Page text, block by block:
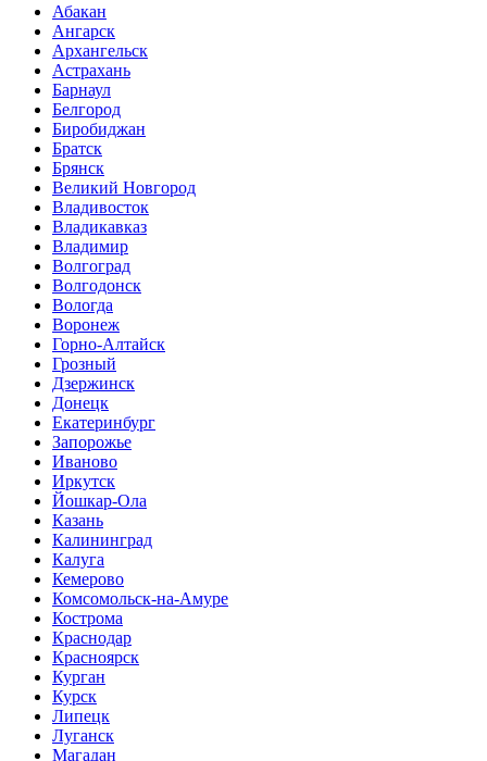
Абакан
Ангарск
Архангельск
Астрахань
Барнаул
Белгород
Биробиджан
Братск
Брянск
Великий Новгород
Владивосток
Владикавказ
Владимир
Волгоград
Волгодонск
Вологда
Воронеж
Горно-Алтайск
Грозный
Дзержинск
Донецк
Екатеринбург
Запорожье
Иваново
Иркутск
Йошкар-Ола
Казань
Калининград
Калуга
Кемерово
Комсомольск-на-Амуре
Кострома
Краснодар
Красноярск
Курган
Курск
Липецк
Луганск
Магадан